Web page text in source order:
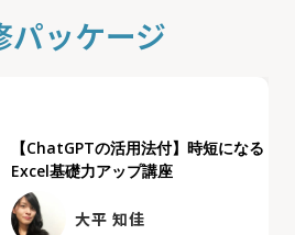
パッケージ
【ChatGPTの活用法付】時短になる
Excel基礎力アップ講座
大平 知佳